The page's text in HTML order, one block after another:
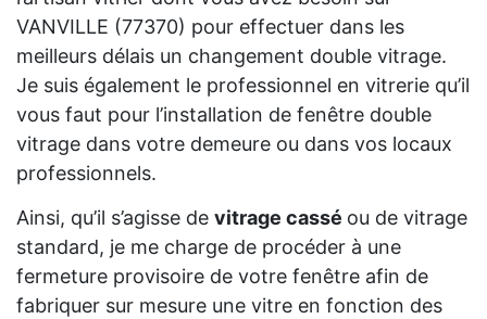
VANVILLE (77370) pour effectuer dans les
meilleurs délais un changement double vitrage.
Je suis également le professionnel en vitrerie qu’il
vous faut pour l’installation de fenêtre double
vitrage dans votre demeure ou dans vos locaux
professionnels.
Ainsi, qu’il s’agisse de vitrage cassé ou de vitrage
standard, je me charge de procéder à une
fermeture provisoire de votre fenêtre afin de
fabriquer sur mesure une vitre en fonction des